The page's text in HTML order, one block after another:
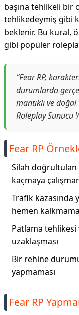
başına tehlikeli bir
tehlikedeymiş gibi
beklenir. Bu kural,
gibi popüler
“Fear RP,
durumlarda
mantıklı ve
Roleplay Sunucu
Fear RP
Silah doğrultulan
kaçmaya
Trafik
hemen
Patlama tehlikesi
uzaklaşması
Bir rehine
yapmaması
Fear RP